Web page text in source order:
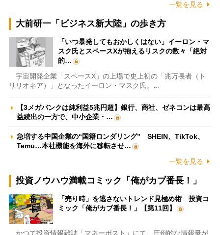
一覧を見る
大前研一「ビジネス新大陸」の歩き方
「いつ暴発してもおかしくはない」イーロン・マ
スク氏とスペースXが抱えるリスクの数々「絶対
的…
宇宙開発企業「スペースX」の上場で史上初の「兆万長者（ト
リリオネア）」となったイーロン・マスク氏。…
【3メガバンクは純利益5兆円超】銀行、商社、ゼネコンは最高
益続出の一方で、中小企業・…
急増する中国企業の“国籍ロンダリング” SHEIN、TikTok、
Temu…本社機能を海外に移転させ…
一覧を見る
投資ノウハウ満載コミック「俺がカブ番長！」
「売り時」を逃さないトレンド見極め術 投資コ
ミック「俺がカブ番長！」【第11回】
かつて投資情報雑誌「マネーポスト」にて、圧倒的な情報量が